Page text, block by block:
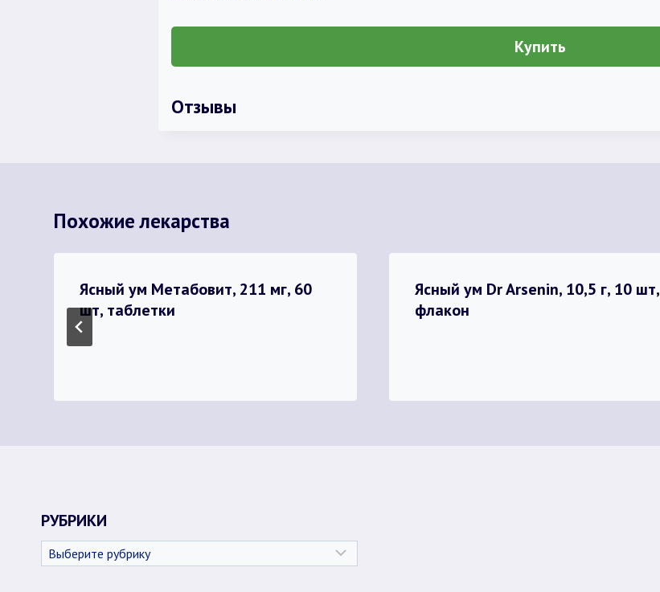
Купить
Отзывы
Похожие лекарства
Ясный ум Метабовит, 211 мг, 60
шт, таблетки
Ясный ум Dr Arsenin, 10,5 г, 10 шт,
флакон
РУБРИКИ
Рубрики